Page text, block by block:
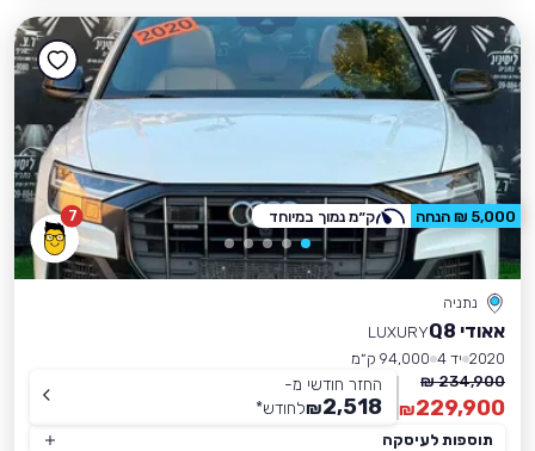
7
נתניה
אאודי Q8
LUXURY
2020 יד 4
94,000 ק״מ
234,900 ₪
229,900
₪
החזר חודשי מ-
2,518
₪לחודש*
תוספות לעיסקה
5,000 ₪ הנחה ק״מ נמוך במיוחד